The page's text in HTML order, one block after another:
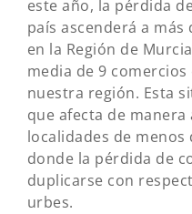
este año, la pérdida
país ascenderá a más
en la Región de
media de 9
nuestra región. Esta
que afecta de
localidades de menos
donde la pérdida de
duplicarse con
urbes.